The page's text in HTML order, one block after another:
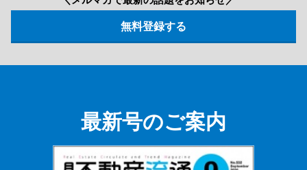
最新号のご案内